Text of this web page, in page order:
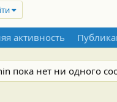
активность
пока нет ни одного